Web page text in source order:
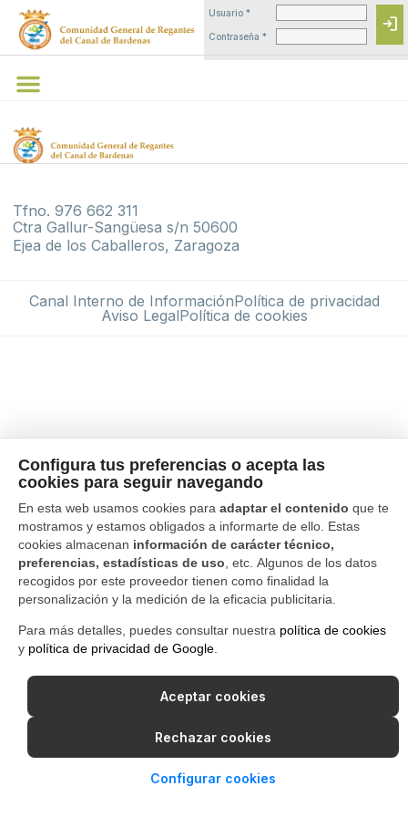
Configura tus preferencias o acepta las
cookies para seguir navegando
En esta web usamos cookies para adaptar el contenido que te
mostramos y estamos obligados a informarte de ello. Estas
cookies almacenan información de carácter técnico,
preferencias, estadísticas de uso , etc. Algunos de los datos
recogidos por este proveedor tienen como finalidad la
personalización y la medición de la eficacia publicitaria.
Para más detalles, puedes consultar nuestra política de cookies
y política de privacidad de Google
Aceptar cookies
Rechazar cookies
Configurar cookies
Usuario *
Contraseña *
login
Tfno. 976 662 311
Ctra Gallur-Sangüesa s/n 50600
Ejea de los Caballeros, Zaragoza
Canal Interno de InformaciónPolítica de privacidad
Aviso LegalPolítica de cookies